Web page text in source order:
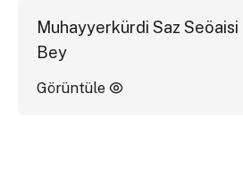
Muhayyerkürdi Saz
Bey
Görüntüle